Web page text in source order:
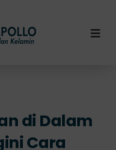
Kami
Klinik
di Dalam
Cara